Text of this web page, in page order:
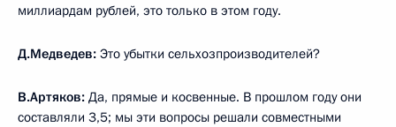
миллиардам рублей, это только в этом году.
Д.Медведев: Это убытки сельхозпроизводителей?
В.Артяков: Да, прямые и косвенные. В прошлом году они
составляли 3,5; мы эти вопросы решали совместными